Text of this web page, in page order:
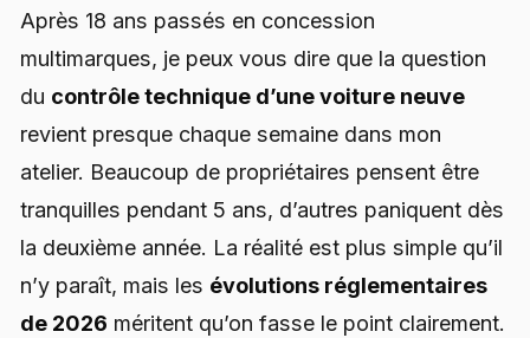
Après 18 ans passés en concession
multimarques, je peux vous dire que la question
du contrôle technique d’une voiture neuve
revient presque chaque semaine dans mon
atelier. Beaucoup de propriétaires pensent être
tranquilles pendant 5 ans, d’autres paniquent dès
la deuxième année. La réalité est plus simple qu’il
n’y paraît, mais les évolutions réglementaires
de 2026 méritent qu’on fasse le point clairement.